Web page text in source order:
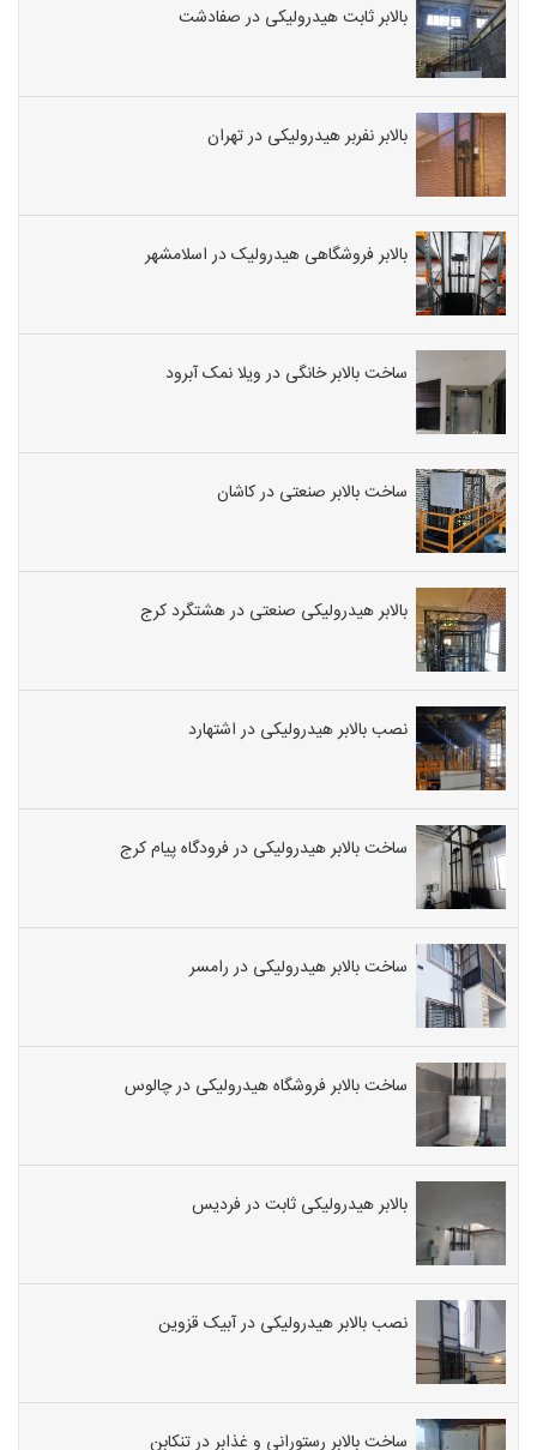
بالابر ثابت هیدرولیکی در صفادشت
بالابر نفربر هیدرولیکی در تهران
بالابر فروشگاهی هیدرولیک در اسلامشهر
ساخت بالابر خانگی در ویلا نمک آبرود
ساخت بالابر صنعتی در کاشان
بالابر هیدرولیکی صنعتی در هشتگرد کرج
نصب بالابر هیدرولیکی در اشتهارد
ساخت بالابر هیدرولیکی در فرودگاه پیام کرج
ساخت بالابر هیدرولیکی در رامسر
ساخت بالابر فروشگاه هیدرولیکی در چالوس
بالابر هیدرولیکی ثابت در فردیس
نصب بالابر هیدرولیکی در آبیک قزوین
ساخت بالابر رستورانی و غذابر در تنکابن